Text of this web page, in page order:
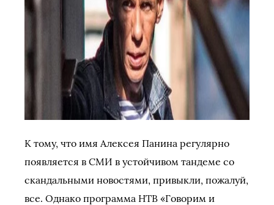
К тому, что имя Алексея Панина регулярно
появляется в СМИ в устойчивом тандеме со
скандальными новостями, привыкли, пожалуй,
все. Однако программа НТВ «Говорим и